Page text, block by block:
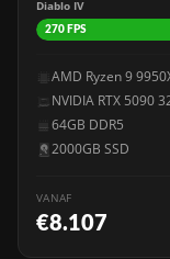
Diablo IV
270 FPS
AMD Ryzen 9
NVIDIA RTX 5090
64GB DDR5
2000GB SSD
VANAF
€8.107